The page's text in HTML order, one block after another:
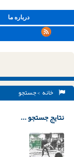
درباره ما
خانه > جستجو
نتایج جستجو ...